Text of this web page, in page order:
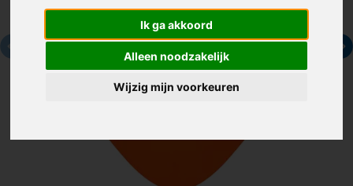
Ik ga akkoord
Alleen noodzakelijk
Wijzig mijn voorkeuren